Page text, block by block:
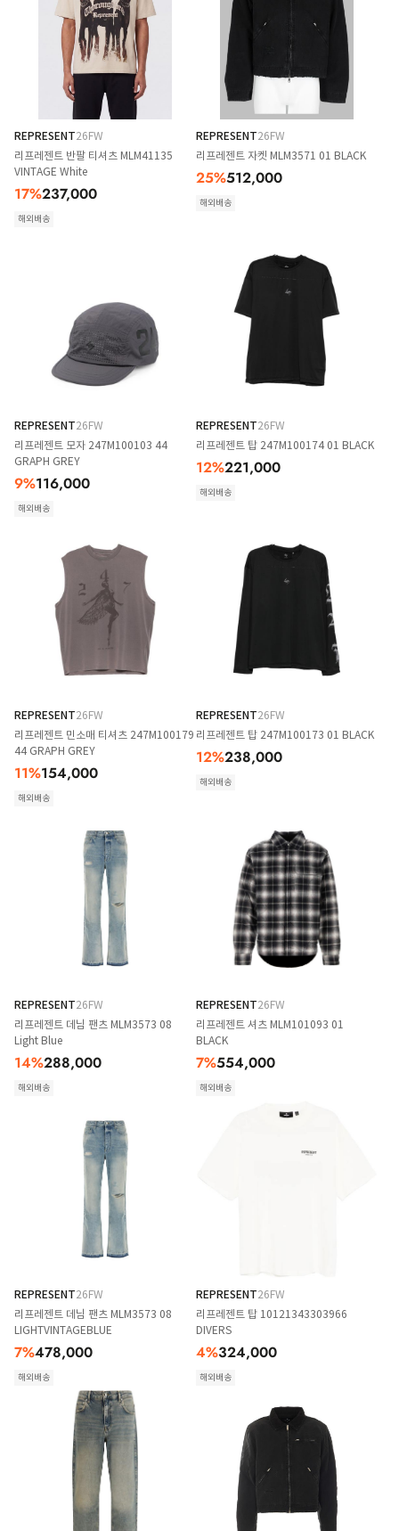
REPRESENT26FW
리프레젠트 반팔 티셔츠 MLM41135
VINTAGE White
17%237,000
해외배송
REPRESENT26FW
리프레젠트 자켓 MLM3571 01 BLACK
25%512,000
해외배송
REPRESENT26FW
리프레젠트 모자 247M100103 44
GRAPH GREY
9%116,000
해외배송
REPRESENT26FW
리프레젠트 탑 247M100174 01 BLACK
12%221,000
해외배송
REPRESENT26FW
리프레젠트 민소매 티셔츠 247M100179
44 GRAPH GREY
11%154,000
해외배송
REPRESENT26FW
리프레젠트 탑 247M100173 01 BLACK
12%238,000
해외배송
REPRESENT26FW
리프레젠트 데님 팬츠 MLM3573 08
Light Blue
14%288,000
해외배송
REPRESENT26FW
리프레젠트 셔츠 MLM101093 01
BLACK
7%554,000
해외배송
REPRESENT26FW
리프레젠트 데님 팬츠 MLM3573 08
LIGHTVINTAGEBLUE
7%478,000
해외배송
REPRESENT26FW
리프레젠트 탑 10121343303966
DIVERS
4%324,000
해외배송